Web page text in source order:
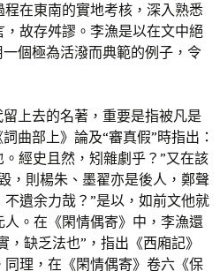
在東南的實地考核，深入熟悉
故存舛謬。李漁是以在文中絕
個極為活潑而典範的例子，令
上去的名著，重要是指被凡是
曲部上》論及“審真假”時指出：
經史且然，矧雜劇乎？”又在該
，則楊朱、墨翟亦是後人，鄭聲
遺余力哉？”是以，如前文他就
。在《閑情偶寄》中，李漁還
缺乏法也”，指出《西廂記》
同理，在《閑情偶寄》卷六《保